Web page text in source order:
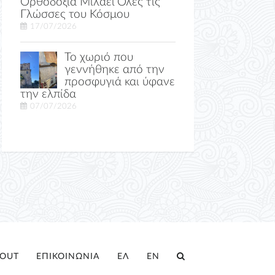
Γλώσσες του Κόσμου
17/07/2026
Το χωριό που
γεννήθηκε από την
προσφυγιά και ύφανε
την ελπίδα
07/07/2026
ΕΠΙΚΟΙΝΩΝΙΑ ΕΛ EN